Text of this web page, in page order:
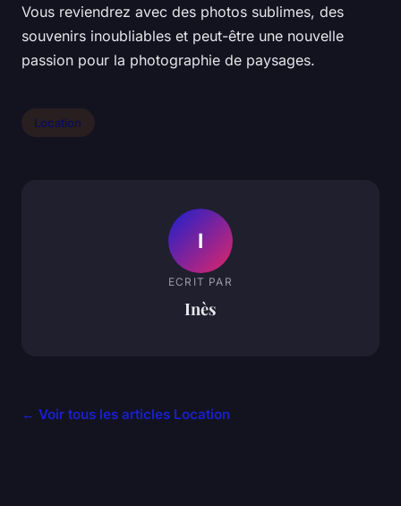
Vous reviendrez avec des photos sublimes, des
souvenirs inoubliables et peut-être une nouvelle
passion pour la photographie de paysages.
Location
I
ECRIT PAR
Inès
← Voir tous les articles Location